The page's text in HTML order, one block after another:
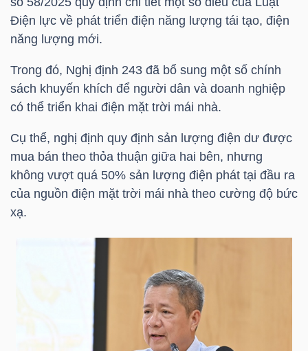
Điện lực về phát triển điện năng lượng tái tạo, điện
năng lượng mới.
Trong đó, Nghị định 243 đã bổ sung một số chính
sách khuyến khích để người dân và doanh nghiệp
có thể triển khai điện mặt trời mái nhà.
Cụ thể, nghị định quy định sản lượng điện dư được
mua bán theo thỏa thuận giữa hai bên, nhưng
không vượt quá 50% sản lượng điện phát tại đầu ra
của nguồn điện mặt trời mái nhà theo cường độ bức
xạ.
CHÍNH
CÁ
NHÂN
PHÂN
TÍCH
VIETSTOCKFINANCE